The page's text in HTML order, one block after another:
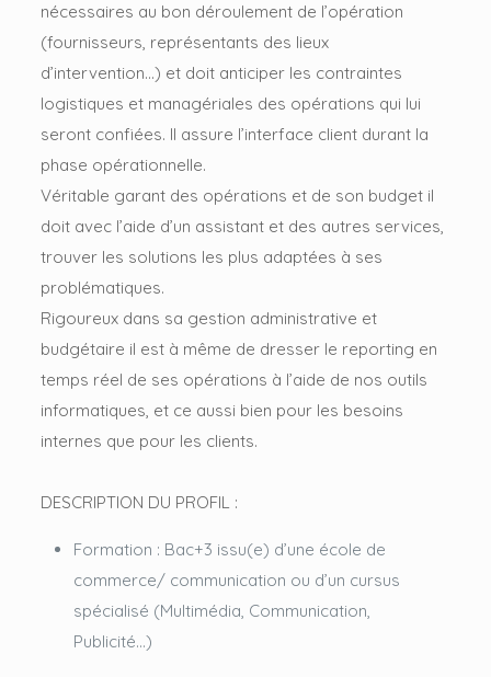
nécessaires au bon déroulement de l’opération
(fournisseurs, représentants des lieux
d’intervention…) et doit anticiper les contraintes
logistiques et managériales des opérations qui lui
seront confiées. Il assure l’interface client durant la
phase opérationnelle.
Véritable garant des opérations et de son budget il
doit avec l’aide d’un assistant et des autres services,
trouver les solutions les plus adaptées à ses
problématiques.
Rigoureux dans sa gestion administrative et
budgétaire il est à même de dresser le reporting en
temps réel de ses opérations à l’aide de nos outils
informatiques, et ce aussi bien pour les besoins
internes que pour les clients.
DESCRIPTION DU PROFIL :
Formation : Bac+3 issu(e) d’une école de
commerce/ communication ou d’un cursus
spécialisé (Multimédia, Communication,
Publicité…)